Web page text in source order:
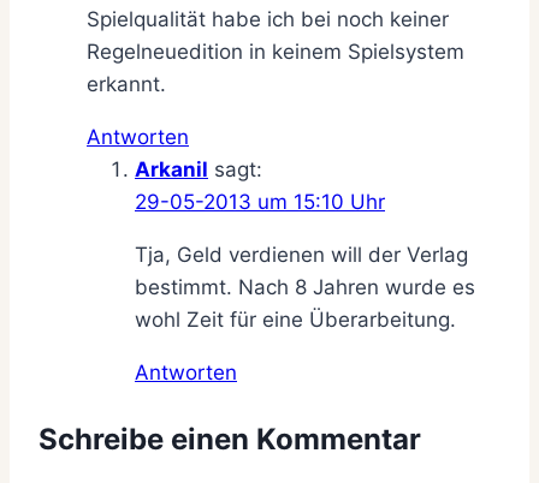
Spielqualität habe ich bei noch keiner
Regelneuedition in keinem Spielsystem
erkannt.
Antworten
Arkanil sagt:
29-05-2013 um 15:10 Uhr
Tja, Geld verdienen will der Verlag
bestimmt. Nach 8 Jahren wurde es
wohl Zeit für eine Überarbeitung.
Antworten
Schreibe einen Kommentar